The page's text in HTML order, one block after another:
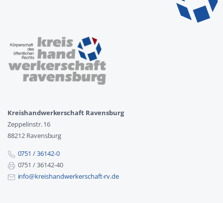
Kreishandwerkerschaft Ravensburg
Zeppelinstr. 16
88212 Ravensburg
0751 / 36142-0
0751 / 36142-40
info@kreishandwerkerschaft-rv.de